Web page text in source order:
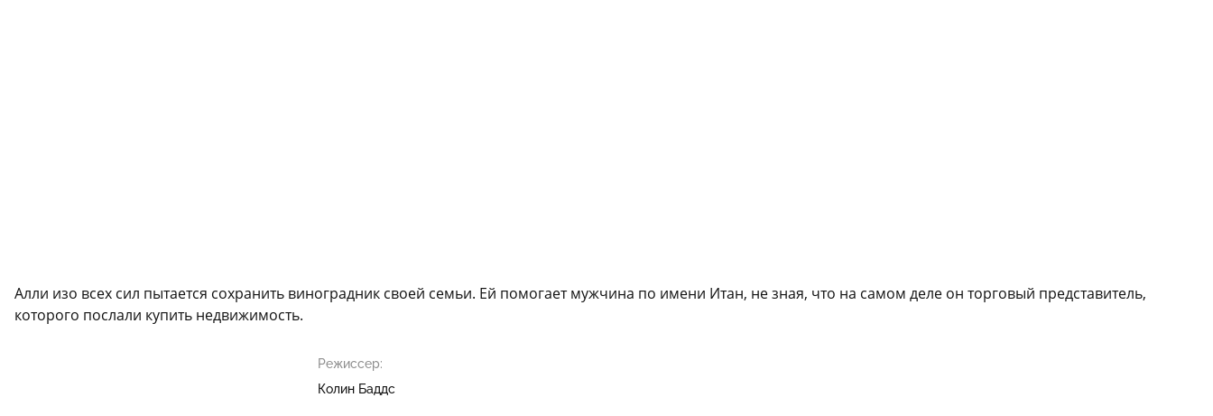
Алли изо всех сил пытается сохранить виноградник своей семьи. Ей помогает мужчина по имени Итан, не зная, что на самом деле он торговый представитель,
которого послали купить недвижимость.
Режиссер:
Колин Баддс